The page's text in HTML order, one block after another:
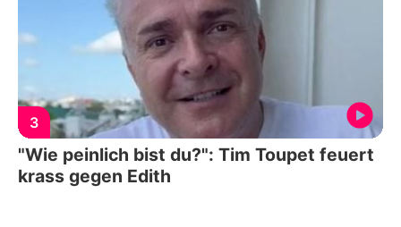
3
"Wie peinlich bist du?": Tim Toupet feuert
krass gegen Edith